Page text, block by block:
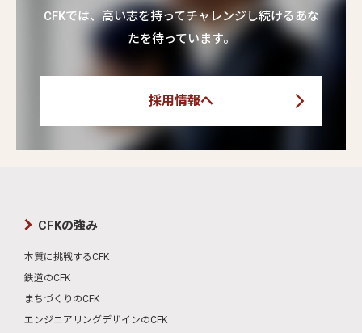
CFKでは、高い志を持ってチャレンジし続けるあな
たを待っています。
採用情報へ
CFKの強み
本質に挑戦するCFK
鉄道のCFK
まちづくりのCFK
エンジニアリングデザインのCFK